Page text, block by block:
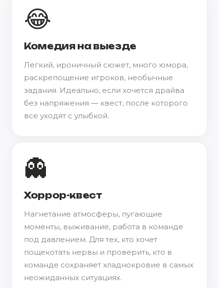
😂
Комедия на выезде
Лёгкий, ироничный сюжет, много юмора,
раскрепощение игроков, необычные
задания. Идеально, если хочется драйва
без напряжения — квест, после которого
все уходят с улыбкой.
👻
Хоррор-квест
Нагнетание атмосферы, пугающие
моменты, выживание, работа в команде
под давлением. Для тех, кто хочет
пощекотать нервы и проверить, кто в
команде сохраняет хладнокровие в самых
неожиданных ситуациях.